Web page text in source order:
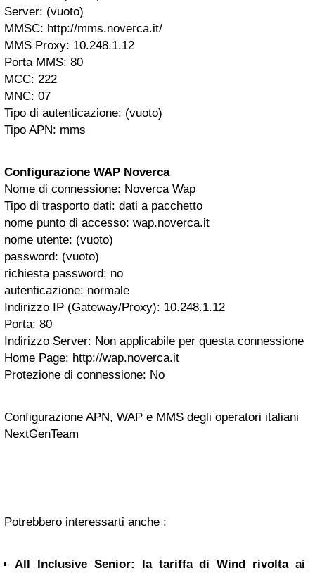
Server: (vuoto)
MMSC: http://mms.noverca.it/
MMS Proxy: 10.248.1.12
Porta MMS: 80
MCC: 222
MNC: 07
Tipo di autenticazione: (vuoto)
Tipo APN: mms
Configurazione WAP Noverca
Nome di connessione: Noverca Wap
Tipo di trasporto dati: dati a pacchetto
nome punto di accesso: wap.noverca.it
nome utente: (vuoto)
password: (vuoto)
richiesta password: no
autenticazione: normale
Indirizzo IP (Gateway/Proxy): 10.248.1.12
Porta: 80
Indirizzo Server: Non applicabile per questa connessione
Home Page: http://wap.noverca.it
Protezione di connessione: No
Configurazione APN, WAP e MMS degli operatori italiani
NextGenTeam
Potrebbero interessarti anche :
All Inclusive Senior: la tariffa di Wind rivolta ai